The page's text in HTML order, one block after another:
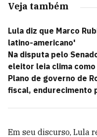
Veja também
Lula diz que Marco
latino-americano'
Na disputa pelo
eleitor leia clima como
Plano de governo de
fiscal, endurecimento
Em seu discurso, Lula